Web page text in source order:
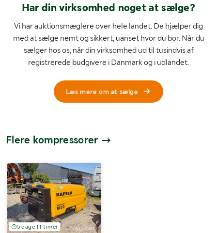
Har din virksomhed noget at sælge?
Vi har auktionsmæglere over hele landet. De hjælper dig
med at sælge nemt og sikkert, uanset hvor du bor. Når du
sælger hos os, når din virksomhed ud til tusindvis af
registrerede budgivere i Danmark og i udlandet.
Læs mere om at sælge
Flere kompressorer
5 dage 11 timer